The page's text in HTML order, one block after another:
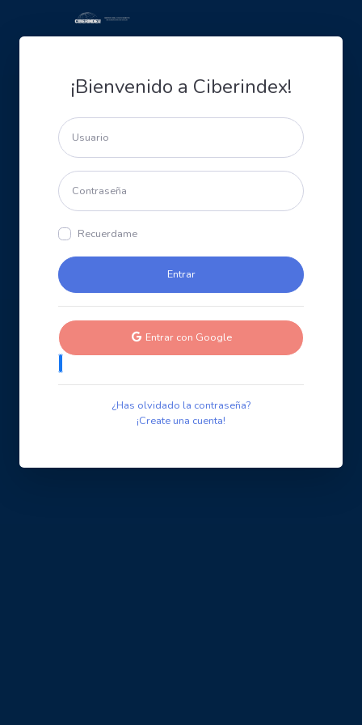
¡Bienvenido a Ciberindex!
Recuerdame
Entrar con Google
¿Has olvidado la contraseña?
¡Create una cuenta!